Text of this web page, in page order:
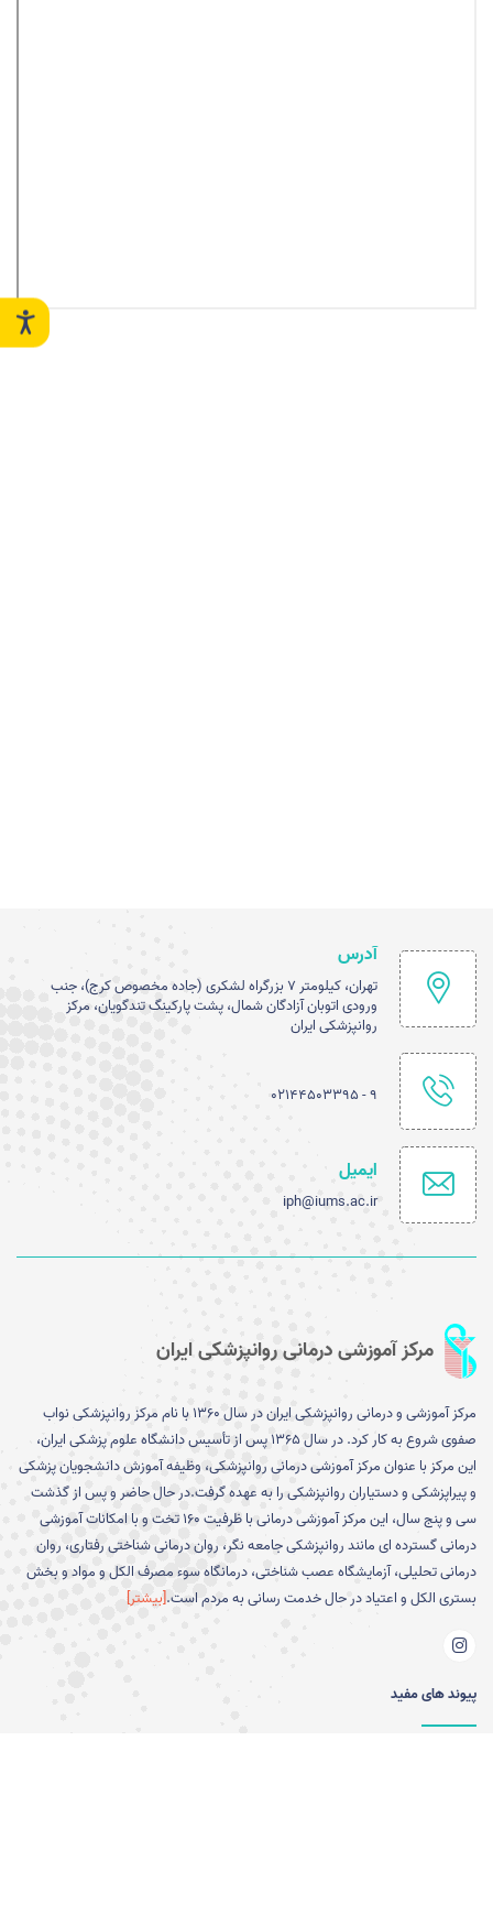
آدرس
تهران، کیلومتر ۷ بزرگراه لشکری (جاده مخصوص کرج)، جنب
ورودی اتوبان آزادگان شمال، پشت پارکینگ تندگویان، مرکز
روانپزشکی ایران
۹ - ۰۲۱۴۴۵۰۳۳۹۵
ایمیل
iph@iums.ac.ir
مرکز آموزشی درمانی روانپزشکی ایران
مرکز آموزشی و درمانی روانپزشکی ایران در سال 1360 با نام مرکز روانپزشکی نواب
صفوی شروع به کار کرد. در سال 1365 پس از تأسیس دانشگاه علوم پزشکی ایران،
این مرکز با عنوان مرکز آموزشی درمانی روانپزشکی، وظیفه آموزش دانشجویان پزشکی
و پیراپزشکی و دستیاران روانپزشکی را به عهده گرفت.در حال حاضر و پس از گذشت
سی و پنج سال، این مرکز آموزشی درمانی با ظرفیت 160 تخت و با امکانات آموزشی
درمانی گسترده ای مانند روانپزشکی جامعه نگر، روان درمانی شناختی رفتاری، روان
درمانی تحلیلی، آزمایشگاه عصب شناختی، درمانگاه سوء مصرف الکل و مواد و بخش
بستری الکل و اعتیاد در حال خدمت رسانی به مردم است.[بیشتر]
پیوند های مفید